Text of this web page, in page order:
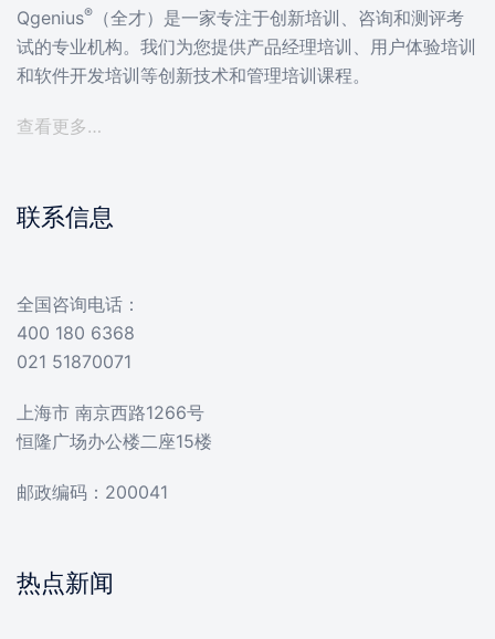
Qgenius®
（全才）是一家专注于创新培训、咨询和测评考
试的专业机构。我们为您提供产品经理培训、用户体验培训
和软件开发培训等创新技术和管理培训课程。
查看更多…
联系信息
全国咨询电话：
400 180 6368
021 51870071
上海市 南京西路1266号
恒隆广场办公楼二座15楼
邮政编码：200041
热点新闻